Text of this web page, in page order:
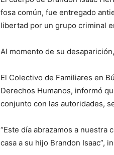
fosa común, fue entregado
libertad por un grupo criminal
Al momento de su
El Colectivo de Familiares en
Derechos Humanos, informó
conjunto con las autoridades,
“Este día abrazamos a nuestra
casa a su hijo Brandon Isaac”,